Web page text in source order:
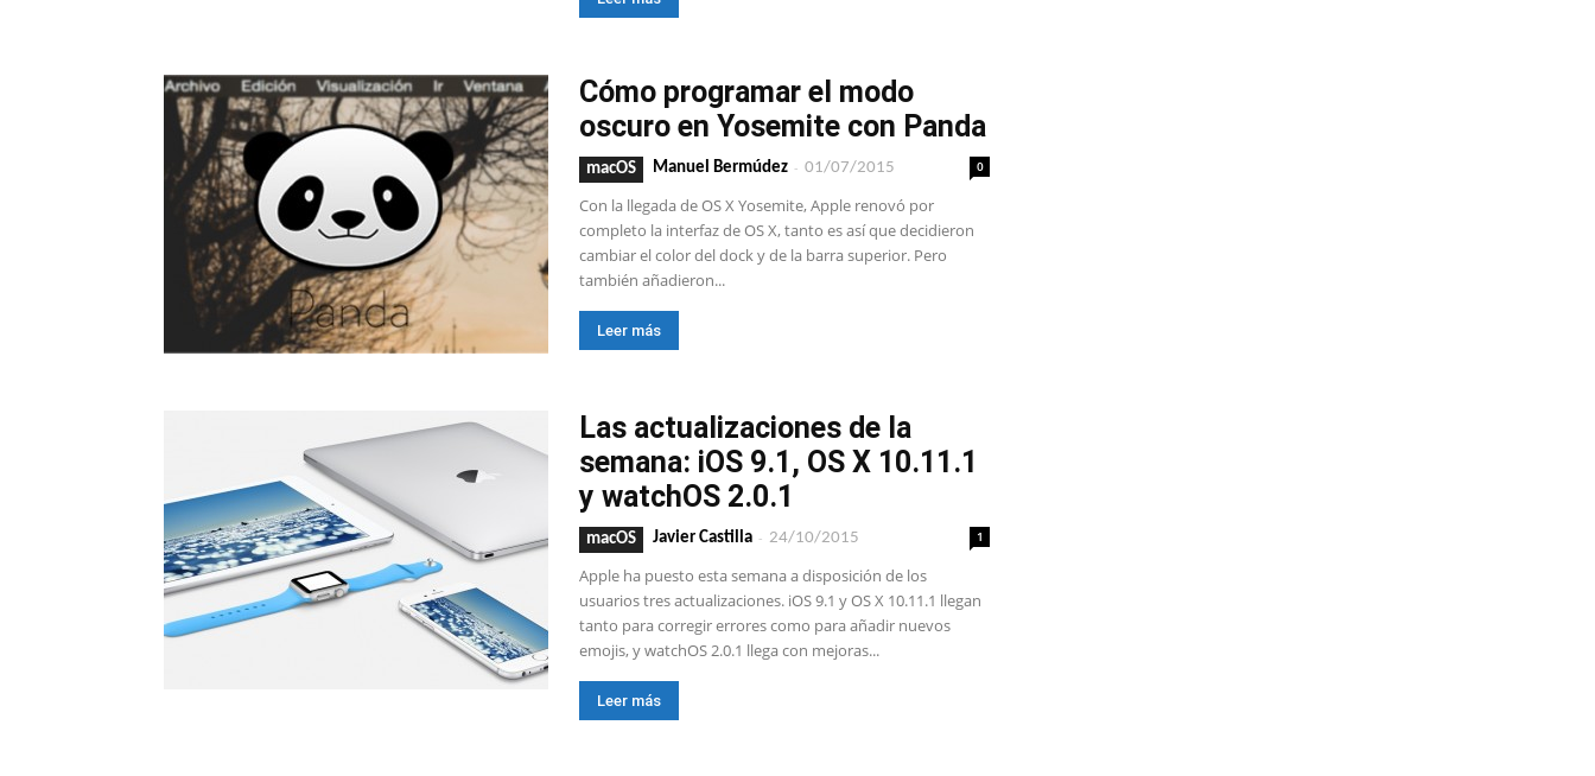
Cómo programar el modo
oscuro en Yosemite con Panda
macOS Manuel Bermúdez - 01/07/2015 0
Con la llegada de OS X Yosemite, Apple renovó por
completo la interfaz de OS X, tanto es así que decidieron
cambiar el color del dock y de la barra superior. Pero
también añadieron...
Leer más
Las actualizaciones de la
semana: iOS 9.1, OS X 10.11.1
y watchOS 2.0.1
macOS Javier Castilla - 24/10/2015 1
Apple ha puesto esta semana a disposición de los
usuarios tres actualizaciones. iOS 9.1 y OS X 10.11.1 llegan
tanto para corregir errores como para añadir nuevos
emojis, y watchOS 2.0.1 llega con mejoras...
Leer más